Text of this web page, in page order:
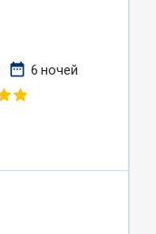
date_range 6 ночей